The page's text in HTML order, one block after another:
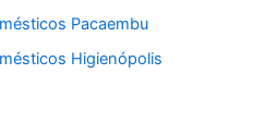
Pacaembu
Higienópolis